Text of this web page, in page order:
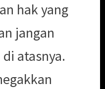
hak yang
jangan
atasnya.